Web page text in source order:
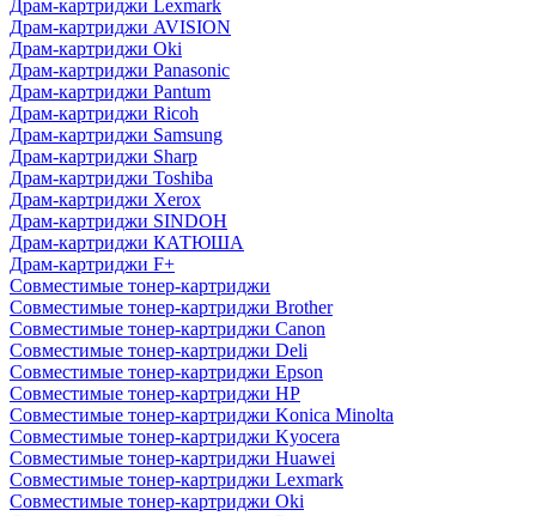
Драм-картриджи Lexmark
Драм-картриджи AVISION
Драм-картриджи Oki
Драм-картриджи Panasonic
Драм-картриджи Pantum
Драм-картриджи Ricoh
Драм-картриджи Samsung
Драм-картриджи Sharp
Драм-картриджи Toshiba
Драм-картриджи Xerox
Драм-картриджи SINDOH
Драм-картриджи КАТЮША
Драм-картриджи F+
Совместимые тонер-картриджи
Совместимые тонер-картриджи Brother
Совместимые тонер-картриджи Canon
Совместимые тонер-картриджи Deli
Совместимые тонер-картриджи Epson
Совместимые тонер-картриджи HP
Совместимые тонер-картриджи Konica Minolta
Совместимые тонер-картриджи Kyocera
Совместимые тонер-картриджи Huawei
Совместимые тонер-картриджи Lexmark
Совместимые тонер-картриджи Oki